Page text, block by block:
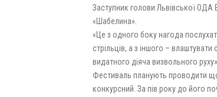
Заступник голови Львівської ОДА
«Шабелина».
«Це з одного боку нагода
стрільців, а з іншого –
видатного діяча визвольного
Фестиваль планують проводити
конкурсний. За пів року до його